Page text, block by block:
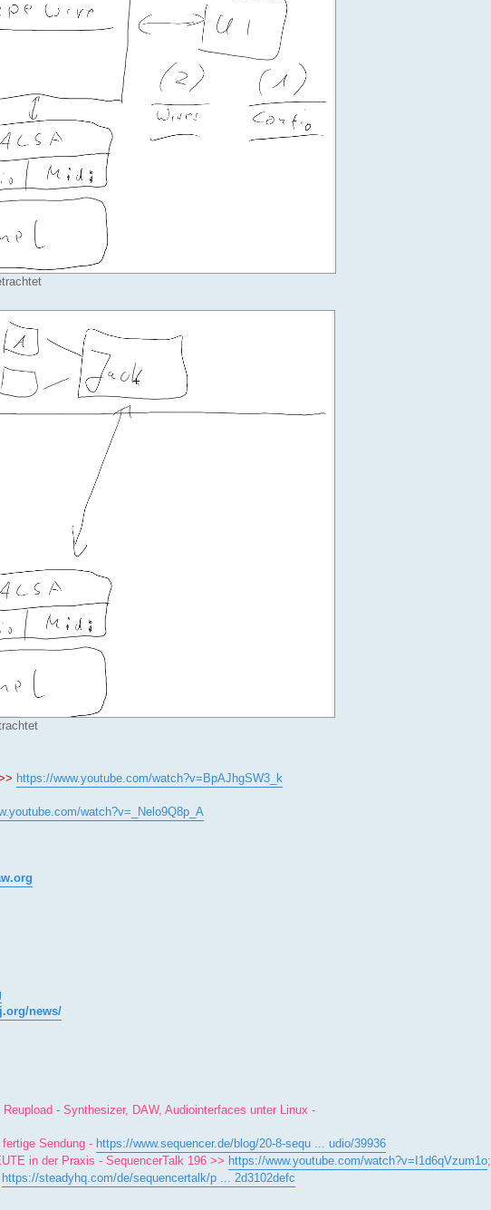
https://www.youtube.com/watch?v=BpAJhgSW3_k
watch?v=_Nelo9Q8p_A
news/
- Synthesizer, DAW, Audiointerfaces unter Linux -
Sendung - https://www.sequencer.de/blog/20-8-sequ ... udio/39936
in der Praxis - SequencerTalk 196 >> https://www.youtube.com/watch?v=I1d6qVzum1o;
https://steadyhq.com/de/sequencertalk/p ... 2d3102defc